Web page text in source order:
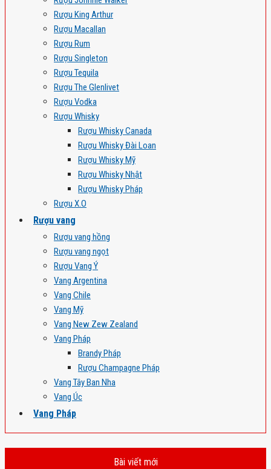
Rượu King Arthur
Rượu Macallan
Rượu Rum
Rượu Singleton
Rượu Tequila
Rượu The Glenlivet
Rượu Vodka
Rượu Whisky
Rượu Whisky Canada
Rượu Whisky Đài Loan
Rượu Whisky Mỹ
Rượu Whisky Nhật
Rượu Whisky Pháp
Rượu X.O
Rượu vang
Rượu vang hồng
Rượu vang ngọt
Rượu Vang Ý
Vang Argentina
Vang Chile
Vang Mỹ
Vang New Zew Zealand
Vang Pháp
Brandy Pháp
Rượu Champagne Pháp
Vang Tây Ban Nha
Vang Úc
Vang Pháp
Bài viết mới